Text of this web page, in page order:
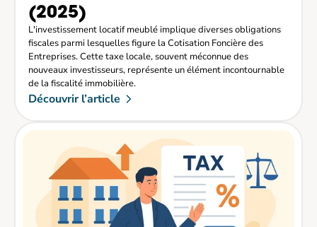
(2025)
L'investissement locatif meublé implique diverses obligations
fiscales parmi lesquelles figure la Cotisation Foncière des
Entreprises. Cette taxe locale, souvent méconnue des
nouveaux investisseurs, représente un élément incontournable
de la fiscalité immobilière.
Découvrir l’article